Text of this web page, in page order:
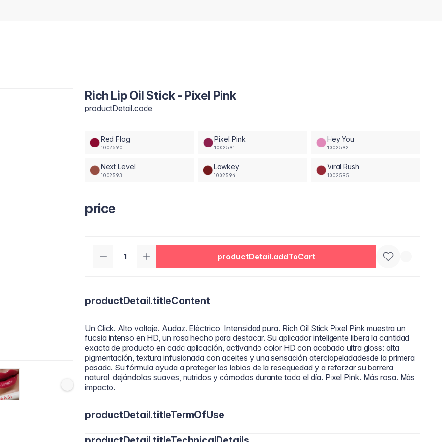
Rich Lip Oil Stick - Pixel Pink
productDetail.code
Red Flag
1002590
Pixel Pink
1002591
Hey You
1002592
Next Level
1002593
Lowkey
1002594
Viral Rush
1002595
price
productDetail.addToCart
productDetail.titleContent
Un Click. Alto voltaje. Audaz. Eléctrico. Intensidad pura. Rich Oil Stick Pixel Pink muestra un
fucsia intenso en HD, un rosa hecho para destacar. Su aplicador inteligente libera la cantidad
exacta de producto en cada aplicación, activando color HD con acabado ultra gloss: alta
pigmentación, textura infusionada con aceites y una sensación aterciopeladadesde la primera
pasada. Su fórmula ayuda a proteger los labios de la resequedad y a reforzar su barrera
natural, dejándolos suaves, nutridos y cómodos durante todo el día. Pixel Pink. Más rosa. Más
impacto.
productDetail.titleTermOfUse